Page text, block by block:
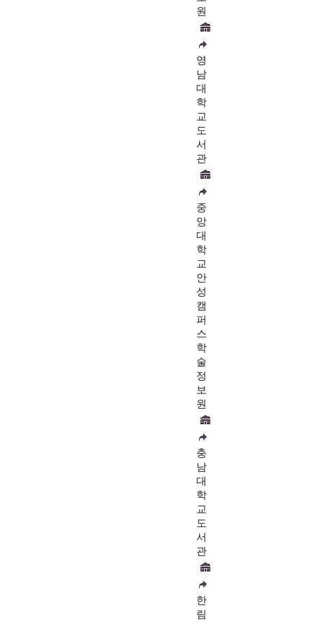
원
영
남
대
학
교
도
서
관
중
앙
대
학
교
안
성
캠
퍼
스
학
술
정
보
원
충
남
대
학
교
도
서
관
한
림